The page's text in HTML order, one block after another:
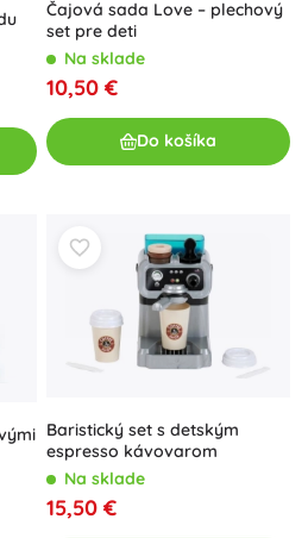
Čajová sada Love – plechový
set pre deti
Na sklade
10,50 €
Do košíka
Baristický set s detským
espresso kávovarom
Na sklade
15,50 €